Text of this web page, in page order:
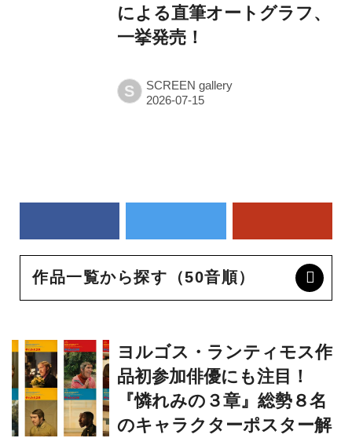
による直筆オートグラフ、
一挙発売！
S SCREEN gallery
作品一覧から探す（50音順）
『憐れみの３章』総勢８名
のキャラクターポスター解
禁！